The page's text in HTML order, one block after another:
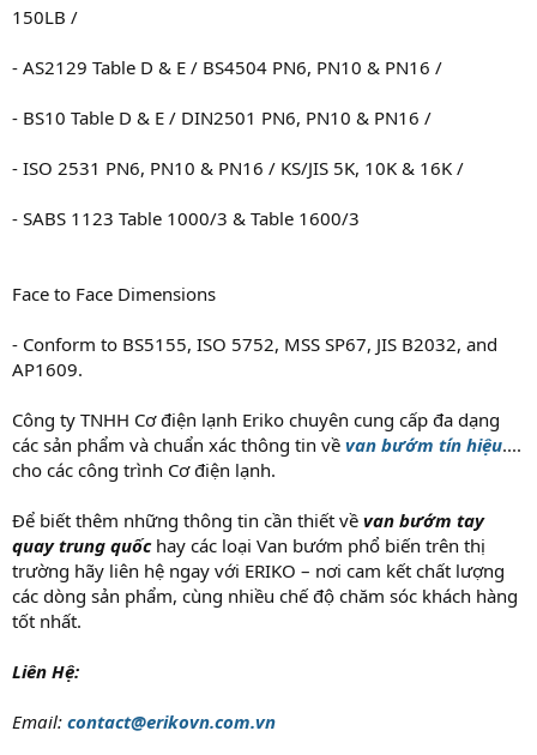
150LB /
- AS2129 Table D & E / BS4504 PN6, PN10 & PN16 /
- BS10 Table D & E / DIN2501 PN6, PN10 & PN16 /
- ISO 2531 PN6, PN10 & PN16 / KS/JIS 5K, 10K & 16K /
- SABS 1123 Table 1000/3 & Table 1600/3
Face to Face Dimensions
- Conform to BS5155, ISO 5752, MSS SP67, JIS B2032, and
AP1609.
Công ty TNHH Cơ điện lạnh Eriko chuyên cung cấp đa dạng
các sản phẩm và chuẩn xác thông tin về van bướm tín hiệu....
cho các công trình Cơ điện lạnh.
Để biết thêm những thông tin cần thiết về van bướm tay
quay trung quốchay các loại Van bướm phổ biến trên thị
trường hãy liên hệ ngay với ERIKO – nơi cam kết chất lượng
các dòng sản phẩm, cùng nhiều chế độ chăm sóc khách hàng
tốt nhất.
Liên Hệ:
Email: contact@erikovn.com.vn